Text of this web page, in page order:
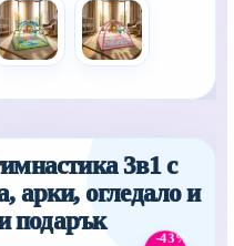
3в1 с
арки, огледало и
подарък
-43%